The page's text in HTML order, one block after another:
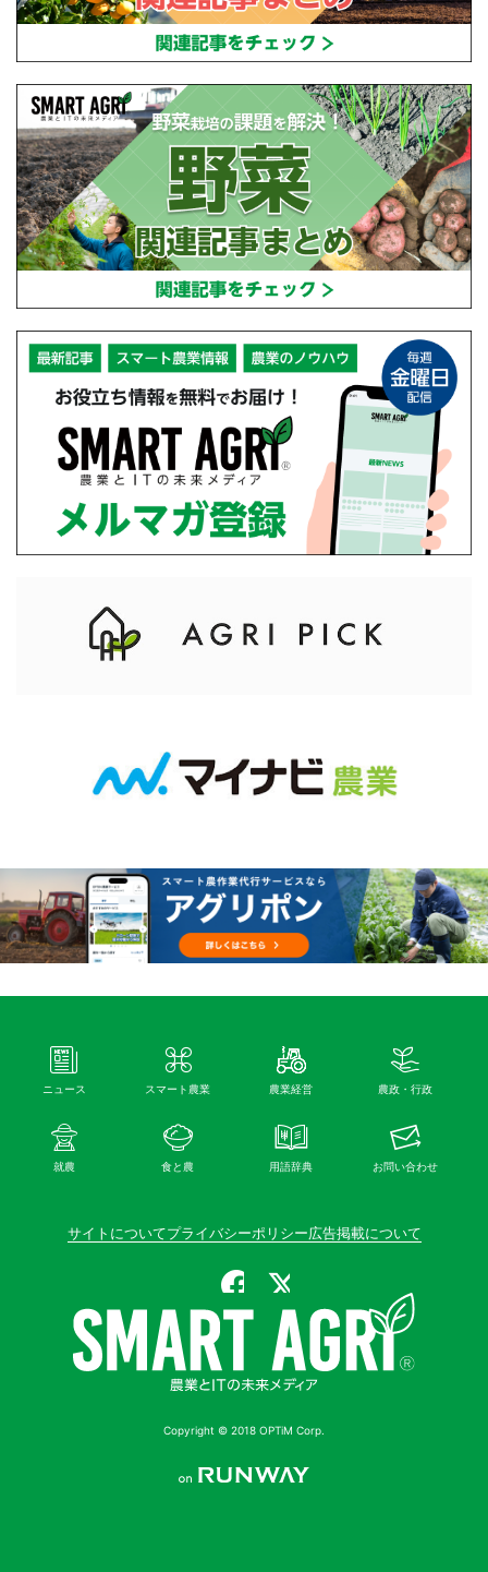
ニュース スマート農業 農業経営 農政・行政
就農 食と農 用語辞典 お問い合わせ
サイトについてプライバシーポリシー広告掲載について
公式Facebook
Copyright © 2018 OPTiM Corp.